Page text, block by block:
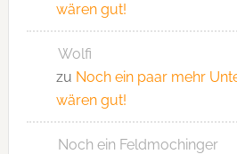
wären gut!
Wolfi
zu Noch ein paar mehr
wären gut!
Noch ein Feldmochinger